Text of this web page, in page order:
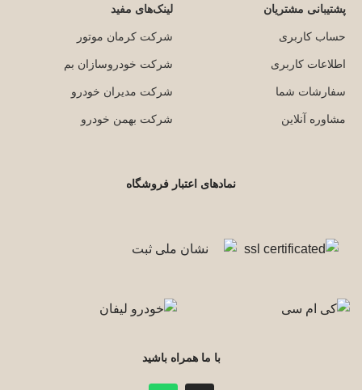
پشتیبانی مشتریان
حساب کاربری
اطلاعات کاربری
سفارشات شما
مشاوره آنلاین
لینک‌های مفید
شرکت کرمان موتور
شرکت خودروسازان بم
شرکت مدیران خودرو
شرکت بهمن خودرو
نمادهای اعتبار فروشگاه
با ما همراه باشید